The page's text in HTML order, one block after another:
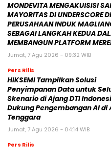
MONDEVITA MENGAKUISISI
MAYORITAS DI UNDERSCORE
PERUSAHAAN INDUK
SEBAGAI LANGKAH KEDUA
MEMBANGUN PLATFORM
Jumat, 7 Agu 2026 - 09:32 WIB
Pers Rilis
HIKSEMI Tampilkan Solusi
Penyimpanan Data untuk
Skenario di Ajang DTI
Dukung Pengembangan AI di
Tenggara
Jumat, 7 Agu 2026 - 04:14 WIB
Pers Rilis